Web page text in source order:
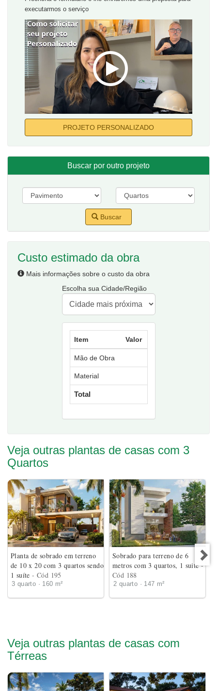
executarmos o serviço
PROJETO PERSONALIZADO
Buscar por outro projeto
Buscar
Custo estimado da obra
Mais informações sobre o custo da obra
Escolha sua Cidade/Região
Item Valor
Mão de Obra
Material
Total
Veja outras plantas de casas com 3
Quartos
Planta de sobrado em terreno
de 10 x 20 com 3 quartos sendo
1 suíte- Cód 195
3 quarto · 160 m²
Sobrado para terreno de 6
metros com 3 quartos, 1 suite-
Cód 188
2 quarto · 147 m²
Veja outras plantas de casas com
Térreas